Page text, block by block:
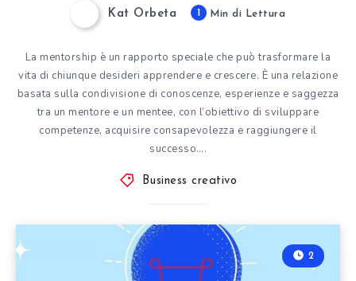
Kat Orbeta 1 Min di Lettura
La mentorship è un rapporto speciale che può trasformare la
vita di chiunque desideri apprendere e crescere. È una relazione
basata sulla condivisione di conoscenze, esperienze e saggezza
tra un mentore e un mentee, con l’obiettivo di sviluppare
competenze, acquisire consapevolezza e raggiungere il
successo….
Business creativo
2